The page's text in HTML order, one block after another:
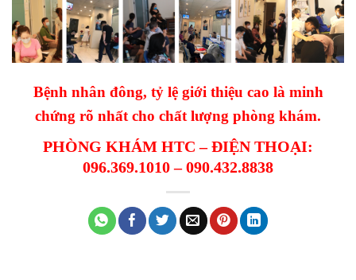
Bệnh nhân đông, tỷ lệ giới thiệu cao là minh
chứng rõ nhất cho chất lượng phòng khám.
PHÒNG KHÁM HTC – ĐIỆN THOẠI:
096.369.1010 – 090.432.8838